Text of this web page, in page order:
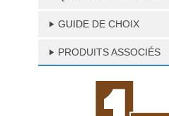
GUIDE DE CHOIX
PRODUITS ASSOCIÉS